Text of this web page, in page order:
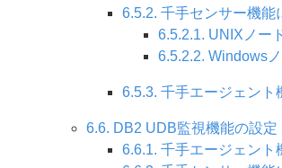
6.5.2. 千手センサー機
6.5.2.1. UNIXノー
6.5.2.2. Windows
6.5.3. 千手エージェン
6.6. DB2 UDB監視機能の設定
6.6.1. 千手エージェン